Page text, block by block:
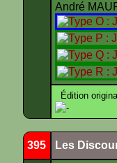
André
Édition
-
395 Les